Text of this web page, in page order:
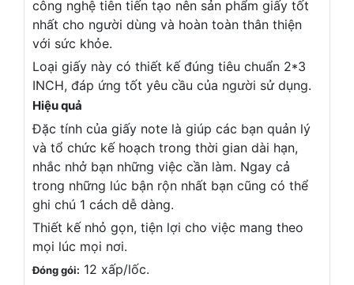
công nghệ tiên tiến tạo nên sản phẩm giấy tốt
nhất cho người dùng và hoàn toàn thân thiện
với sức khỏe.
Loại giấy này có thiết kế đúng tiêu chuẩn 2*3
INCH, đáp ứng tốt yêu cầu của người sử dụng.
Hiệu quả
Đặc tính của giấy note là giúp các bạn quản lý
và tổ chức kế hoạch trong thời gian dài hạn,
nhắc nhở bạn những việc cần làm. Ngay cả
trong những lúc bận rộn nhất bạn cũng có thể
ghi chú 1 cách dễ dàng.
Thiết kế nhỏ gọn, tiện lợi cho việc mang theo
mọi lúc mọi nơi.
Đóng gói: 12 xấp/lốc.